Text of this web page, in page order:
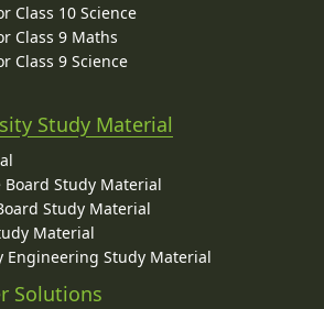
Class 10 Science
Class 9 Maths
Class 9 Science
Study Material
Study Material
Study Material
Material
Engineering Study Material
Solutions